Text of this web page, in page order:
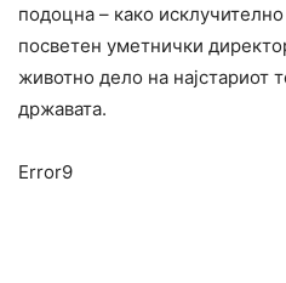
подоцна – како
посветен уметнички
животно дело на најстариот
државата.
Error9